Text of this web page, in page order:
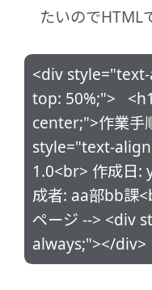
たいのでHTML
<div
top: 50%;">
center;">作業
style="text-
1.0<br> 作成日:
成者: aa部bb課
ページ --> <div
always;"></div>